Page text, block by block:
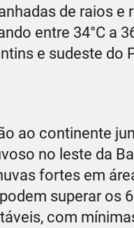
de raios
entre 34°C a
e sudeste do
ao continente
no leste da
fortes em
superar os
com